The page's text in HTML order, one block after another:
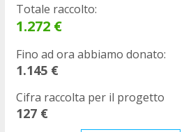
Totale raccolto:
1.272 €
Fino ad ora abbiamo donato:
1.145 €
Cifra raccolta per il progetto
127 €